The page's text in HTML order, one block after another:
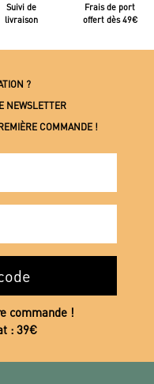
Suivi de
livraison
Frais de port
offert dès 49€
?
NEWSLETTER
COMMANDE !
commande !
: 39€